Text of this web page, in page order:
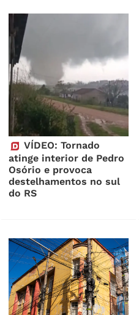
VÍDEO: Tornado
atinge interior de Pedro
Osório e provoca
destelhamentos no sul
do RS